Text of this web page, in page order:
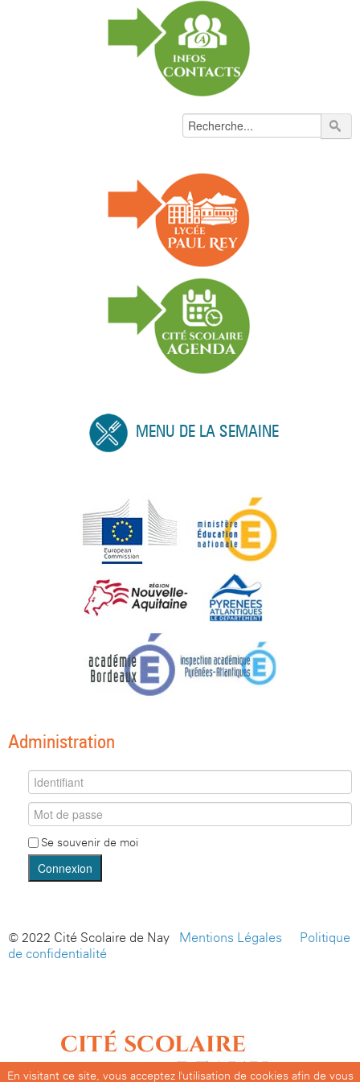
MENU DE LA SEMAINE
Administration
Se souvenir de moi
Connexion
© 2022 Cité Scolaire de Nay - Mentions Légales
Politique
de confidentialité
En visitant ce site, vous acceptez l'utilisation de cookies afin de vous